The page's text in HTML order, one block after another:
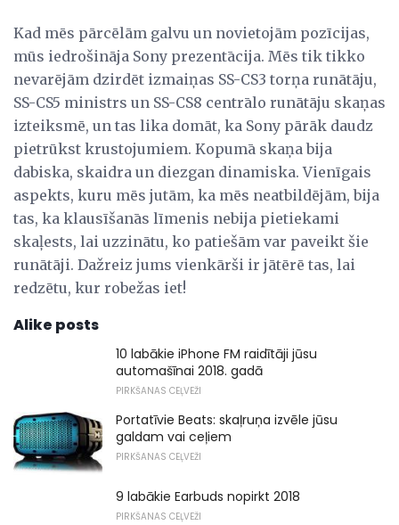
Kad mēs pārcēlām galvu un novietojām pozīcijas,
mūs iedrošināja Sony prezentācija. Mēs tik tikko
nevarējām dzirdēt izmaiņas SS-CS3 torņa runātāju,
SS-CS5 ministrs un SS-CS8 centrālo runātāju skaņas
izteiksmē, un tas lika domāt, ka Sony pārāk daudz
pietrūkst krustojumiem. Kopumā skaņa bija
dabiska, skaidra un diezgan dinamiska. Vienīgais
aspekts, kuru mēs jutām, ka mēs neatbildējām, bija
tas, ka klausīšanās līmenis nebija pietiekami
skaļests, lai uzzinātu, ko patiešām var paveikt šie
runātāji. Dažreiz jums vienkārši ir jātērē tas, lai
redzētu, kur robežas iet!
Alike posts
10 labākie iPhone FM raidītāji jūsu
automašīnai 2018. gadā
PIRKŠANAS CEĻVEŽI
Portatīvie Beats: skaļruņa izvēle jūsu
galdam vai ceļiem
PIRKŠANAS CEĻVEŽI
9 labākie Earbuds nopirkt 2018
PIRKŠANAS CEĻVEŽI